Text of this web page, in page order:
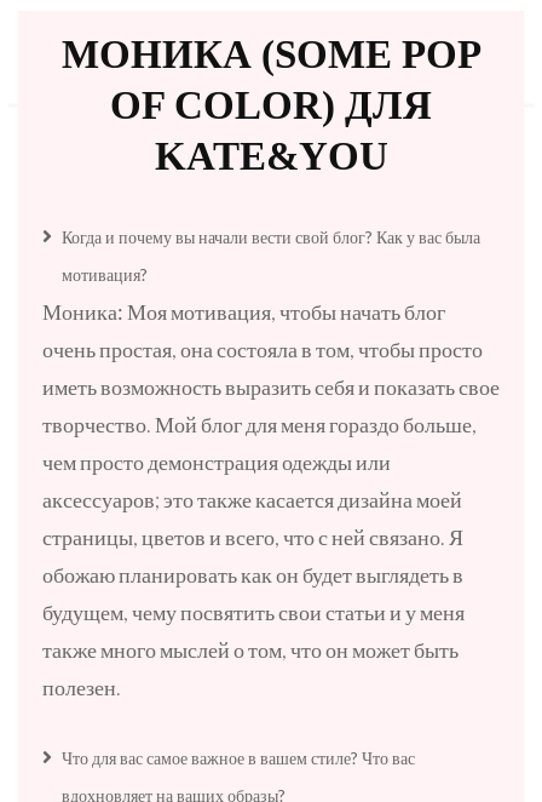
МОНИКА (SOME POP
OF COLOR) ДЛЯ
KATE&YOU
Когда и почему вы начали вести свой блог? Как у вас была
мотивация?
Моника:Моя мотивация, чтобы начать блог
очень простая, она состояла в том, чтобы просто
иметь возможность выразить себя и показать свое
творчество. Мой блог для меня гораздо больше,
чем просто демонстрация одежды или
аксессуаров; это также касается дизайна моей
страницы, цветов и всего, что с ней связано. Я
обожаю планировать как он будет выглядеть в
будущем, чему посвятить свои статьи и у меня
также много мыслей о том, что он может быть
полезен.
Что для вас самое важное в вашем стиле? Что вас
вдохновляет на ваших образы?